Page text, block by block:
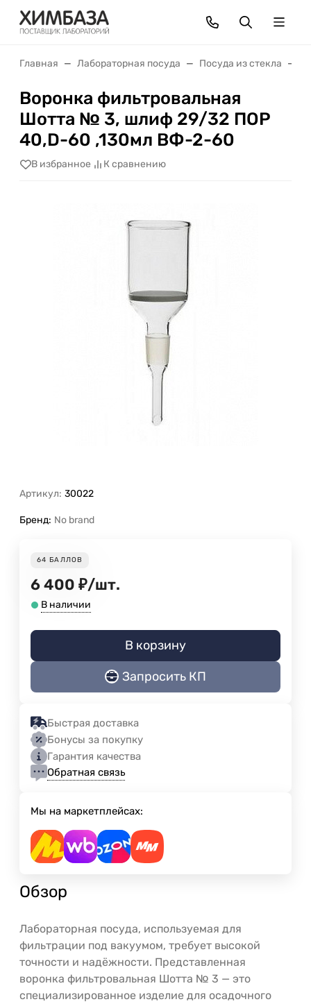
Главная Лабораторная посуда Посуда из стекла
Воронка фильтровальная
Шотта № 3, шлиф 29/32 ПОР
40,D-60 ,130мл ВФ-2-60
В избранное К сравнению
Артикул: 30022
Бренд: No brand
64 БАЛЛОВ
6 400 ₽/шт.
В наличии
В корзину
Запросить КП
Быстрая доставка
Бонусы за покупку
Гарантия качества
Обратная связь
Мы на маркетплейсах:
Обзор
Лабораторная посуда, используемая для
фильтрации под вакуумом, требует высокой
точности и надёжности. Представленная
воронка фильтровальная Шотта № 3 — это
специализированное изделие для осадочного